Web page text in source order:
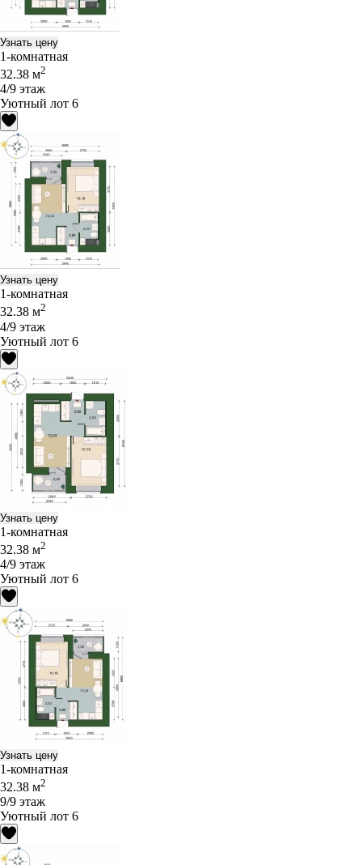
Узнать цену
1-комнатная
32.38 м2
4/9 этаж
Уютный лот 6
Узнать цену
1-комнатная
32.38 м2
4/9 этаж
Уютный лот 6
Узнать цену
1-комнатная
32.38 м2
4/9 этаж
Уютный лот 6
Узнать цену
1-комнатная
32.38 м2
9/9 этаж
Уютный лот 6